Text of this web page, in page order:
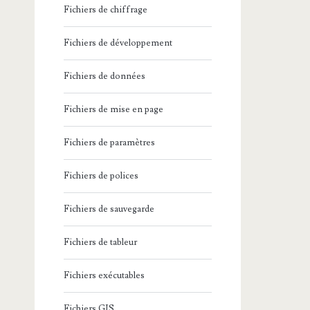
Fichiers de chiffrage
Fichiers de développement
Fichiers de données
Fichiers de mise en page
Fichiers de paramètres
Fichiers de polices
Fichiers de sauvegarde
Fichiers de tableur
Fichiers exécutables